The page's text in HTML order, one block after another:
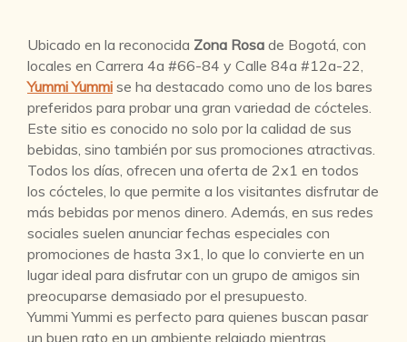
Ubicado en la reconocida Zona Rosa de Bogotá, con
locales en Carrera 4a #66-84 y Calle 84a #12a-22,
Yummi Yummi se ha destacado como uno de los bares
preferidos para probar una gran variedad de cócteles.
Este sitio es conocido no solo por la calidad de sus
bebidas, sino también por sus promociones atractivas.
Todos los días, ofrecen una oferta de 2x1 en todos
los cócteles, lo que permite a los visitantes disfrutar de
más bebidas por menos dinero. Además, en sus redes
sociales suelen anunciar fechas especiales con
promociones de hasta 3x1, lo que lo convierte en un
lugar ideal para disfrutar con un grupo de amigos sin
preocuparse demasiado por el presupuesto.
Yummi Yummi es perfecto para quienes buscan pasar
un buen rato en un ambiente relajado mientras